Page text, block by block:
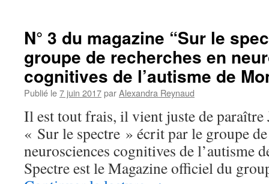
N° 3 du magazine “Sur le
groupe de recherches en
cognitives de l’autisme de
Publié le7 juin 2017parAlexandra Reynaud
Il est tout frais, il vient juste de paraître
« Sur le spectre » écrit par le groupe
neurosciences cognitives de l’autisme
Spectre est le Magazine officiel du